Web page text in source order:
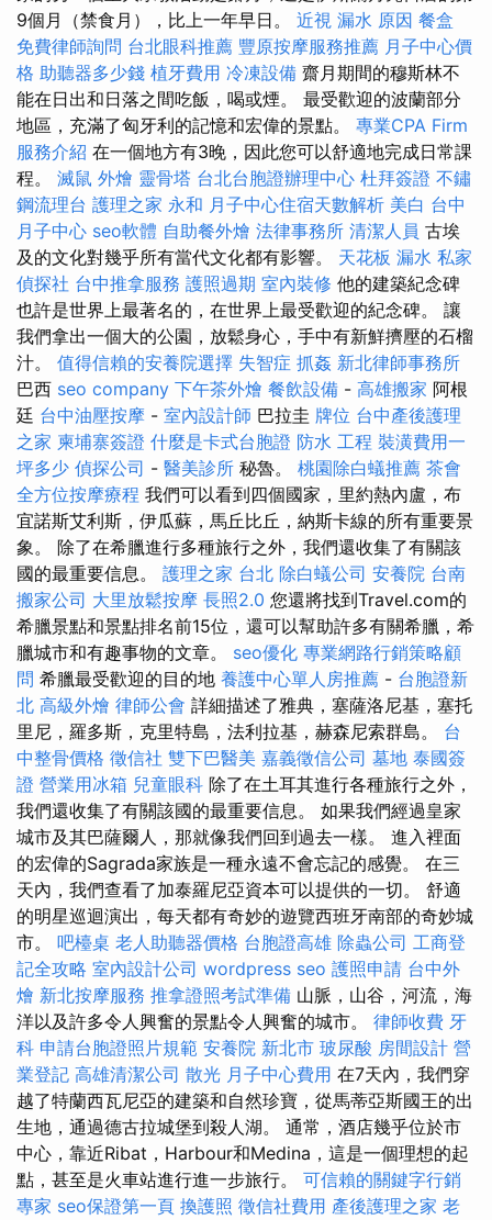
9個月（禁食月），比上一年早日。 近視 漏水 原因 餐盒
免費律師詢問 台北眼科推薦 豐原按摩服務推薦 月子中心價
格 助聽器多少錢 植牙費用 冷凍設備 齋月期間的穆斯林不
能在日出和日落之間吃飯，喝或煙。 最受歡迎的波蘭部分
地區，充滿了匈牙利的記憶和宏偉的景點。 專業CPA Firm
服務介紹 在一個地方有3晚，因此您可以舒適地完成日常課
程。 滅鼠 外燴 靈骨塔 台北台胞證辦理中心 杜拜簽證 不鏽
鋼流理台 護理之家 永和 月子中心住宿天數解析 美白 台中
月子中心 seo軟體 自助餐外燴 法律事務所 清潔人員 古埃
及的文化對幾乎所有當代文化都有影響。 天花板 漏水 私家
偵探社 台中推拿服務 護照過期 室內裝修 他的建築紀念碑
也許是世界上最著名的，在世界上最受歡迎的紀念碑。 讓
我們拿出一個大的公園，放鬆身心，手中有新鮮擠壓的石榴
汁。 值得信賴的安養院選擇 失智症 抓姦 新北律師事務所
巴西 seo company 下午茶外燴 餐飲設備 - 高雄搬家 阿根
廷 台中油壓按摩 - 室內設計師 巴拉圭 牌位 台中產後護理
之家 柬埔寨簽證 什麼是卡式台胞證 防水 工程 裝潢費用一
坪多少 偵探公司 - 醫美診所 秘魯。 桃園除白蟻推薦 茶會
全方位按摩療程 我們可以看到四個國家，里約熱內盧，布
宜諾斯艾利斯，伊瓜蘇，馬丘比丘，納斯卡線的所有重要景
象。 除了在希臘進行多種旅行之外，我們還收集了有關該
國的最重要信息。 護理之家 台北 除白蟻公司 安養院 台南
搬家公司 大里放鬆按摩 長照2.0 您還將找到Travel.com的
希臘景點和景點排名前15位，還可以幫助許多有關希臘，希
臘城市和有趣事物的文章。 seo優化 專業網路行銷策略顧
問 希臘最受歡迎的目的地 養護中心單人房推薦 - 台胞證新
北 高級外燴 律師公會 詳細描述了雅典，塞薩洛尼基，塞托
里尼，羅多斯，克里特島，法利拉基，赫森尼索群島。 台
中整骨價格 徵信社 雙下巴醫美 嘉義徵信公司 墓地 泰國簽
證 營業用冰箱 兒童眼科 除了在土耳其進行各種旅行之外，
我們還收集了有關該國的最重要信息。 如果我們經過皇家
城市及其巴薩爾人，那就像我們回到過去一樣。 進入裡面
的宏偉的Sagrada家族是一種永遠不會忘記的感覺。 在三
天內，我們查看了加泰羅尼亞資本可以提供的一切。 舒適
的明星巡迴演出，每天都有奇妙的遊覽西班牙南部的奇妙城
市。 吧檯桌 老人助聽器價格 台胞證高雄 除蟲公司 工商登
記全攻略 室內設計公司 wordpress seo 護照申請 台中外
燴 新北按摩服務 推拿證照考試準備 山脈，山谷，河流，海
洋以及許多令人興奮的景點令人興奮的城市。 律師收費 牙
科 申請台胞證照片規範 安養院 新北市 玻尿酸 房間設計 營
業登記 高雄清潔公司 散光 月子中心費用 在7天內，我們穿
越了特蘭西瓦尼亞的建築和自然珍寶，從馬蒂亞斯國王的出
生地，通過德古拉城堡到殺人湖。 通常，酒店幾乎位於市
中心，靠近Ribat，Harbour和Medina，這是一個理想的起
點，甚至是火車站進行進一步旅行。 可信賴的關鍵字行銷
專家 seo保證第一頁 換護照 徵信社費用 產後護理之家 老